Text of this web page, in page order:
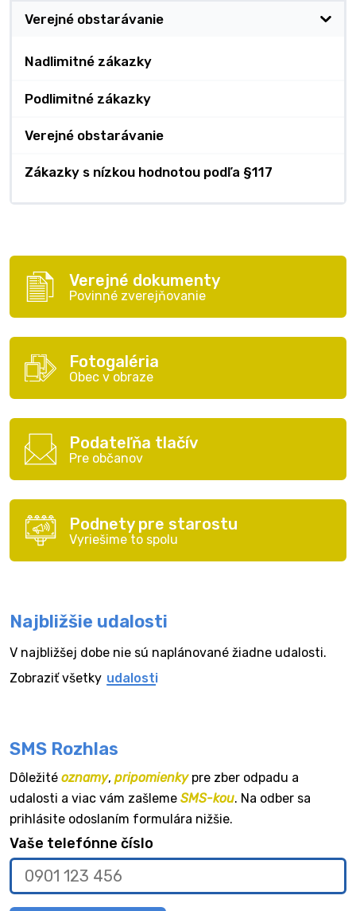
Verejné obstarávanie
Nadlimitné zákazky
Podlimitné zákazky
Verejné obstarávanie
Zákazky s nízkou hodnotou podľa §117
Verejné dokumenty
Povinné zverejňovanie
Fotogaléria
Obec v obraze
Podateľňa tlačív
Pre občanov
Podnety pre starostu
Vyriešime to spolu
Najbližšie udalosti
V najbližšej dobe nie sú naplánované žiadne udalosti.
Zobraziť všetky udalosti
SMS Rozhlas
Dôležité oznamy, pripomienkypre zber odpadu a
udalosti a viac vám zašleme SMS-kou. Na odber sa
prihlásite odoslaním formulára nižšie.
Vaše telefónne číslo